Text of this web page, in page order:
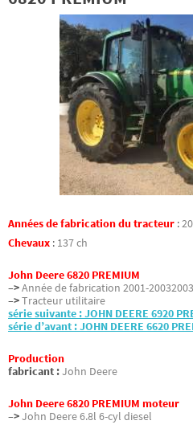
Années de fabrication du tracteur :
Chevaux : 137 ch
John Deere 6820 PREMIUM
–>Année de fabrication 2001-
–>Tracteur utilitaire
série suivante : JOHN DEERE 6920
série d’avant : JOHN DEERE 6620
Production
fabricant :John Deere
John Deere 6820 PREMIUM moteur
–>John Deere 6.8l 6-cyl diesel